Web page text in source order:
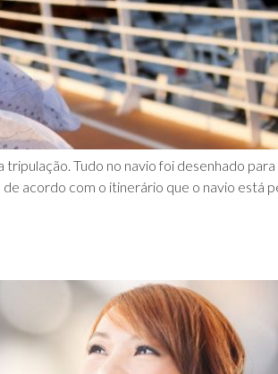
Tudo no navio foi desenhado
acordo com o itinerário que o navio está